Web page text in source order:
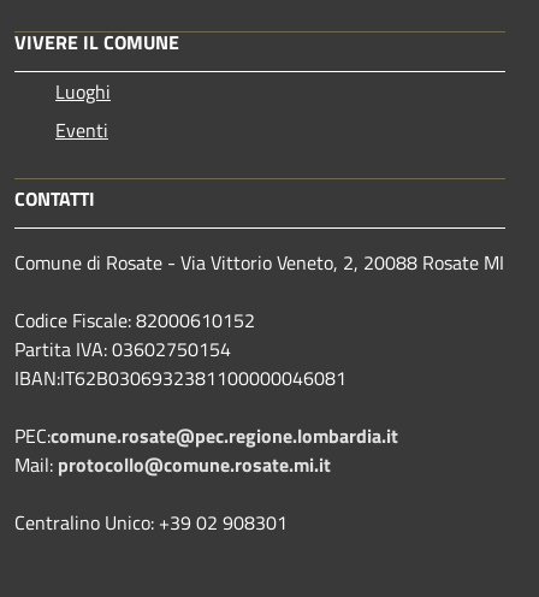
VIVERE IL COMUNE
Luoghi
Eventi
CONTATTI
Comune di Rosate - Via Vittorio Veneto, 2, 20088 Rosate MI
Codice Fiscale: 82000610152
Partita IVA: 03602750154
IBAN:IT62B0306932381100000046081
PEC:comune.rosate@pec.regione.lombardia.it
Mail: protocollo@comune.rosate.mi.it
Centralino Unico: +39 02 908301